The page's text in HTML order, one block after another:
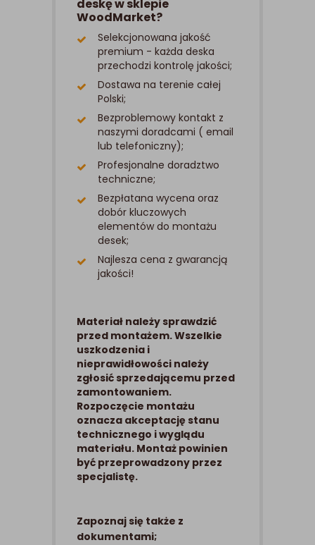
deskę w sklepie
WoodMarket?
Selekcjonowana jakość
premium - każda deska
przechodzi kontrolę jakości;
Dostawa na terenie całej
Polski;
Bezproblemowy kontakt z
naszymi doradcami ( email
lub telefoniczny);
Profesjonalne doradztwo
techniczne;
Bezpłatana wycena oraz
dobór kluczowych
elementów do montażu
desek;
Najlesza cena z gwarancją
jakości!
Materiał należy sprawdzić
przed montażem. Wszelkie
uszkodzenia i
nieprawidłowości należy
zgłosić sprzedającemu przed
zamontowaniem.
Rozpoczęcie montażu
oznacza akceptację stanu
technicznego i wyglądu
materiału. Montaż powinien
być przeprowadzony przez
specjalistę.
Zapoznaj się także z
dokumentami;